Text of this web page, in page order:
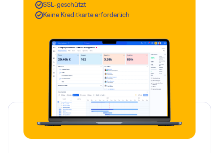
SSL-geschützt
Keine Kreditkarte erforderlich